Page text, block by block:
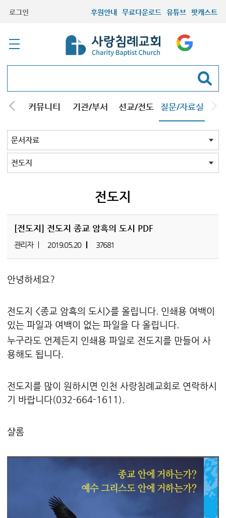
로그인 후원안내 무료다운로드 유튜브 팟캐스트
럼 커뮤니티 기관/부서 선교/전도 질문/자료실
교회Q&A
문서자료
설교자료
기타자료
서창캠퍼스
문서자료 전체
강해pdf
도표및지도
성경/암송
소책자pdf
책pdf
전도지
전도지
[전도지] 전도지 종교 암흑의 도시 PDF
관리자 2019.05.20 37681
안녕하세요?
전도지 <종교 암흑의 도시>를 올립니다. 인쇄용 여백이
있는 파일과 여백이 없는 파일을 다 올립니다.
누구라도 언제든지 인쇄용 파일로 전도지를 만들어 사
용해도 됩니다.
전도지를 많이 원하시면 인천 사랑침례교회로 연락하시
기 바랍니다(032-664-1611).
샬롬